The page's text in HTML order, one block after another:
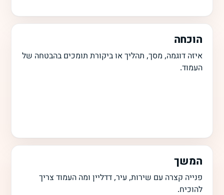
הוכחה
איזה דוגמה, מסך, תהליך או ביקורת תומכים בהבטחה של
העמוד.
המשך
פנייה קצרה עם שירות, עיר, דדליין ומה העמוד צריך
להוכיח.